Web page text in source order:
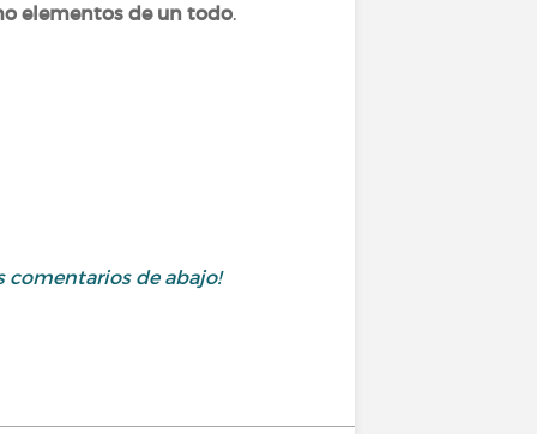
elementos de un todo.
comentarios de abajo!